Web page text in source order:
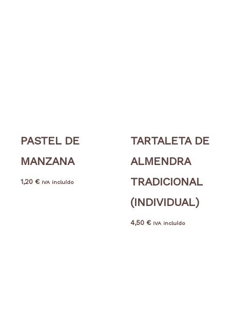
PASTEL DE
MANZANA
1,20 € IVA incluído
TARTALETA DE
ALMENDRA
TRADICIONAL
(INDIVIDUAL)
4,50 € IVA incluído